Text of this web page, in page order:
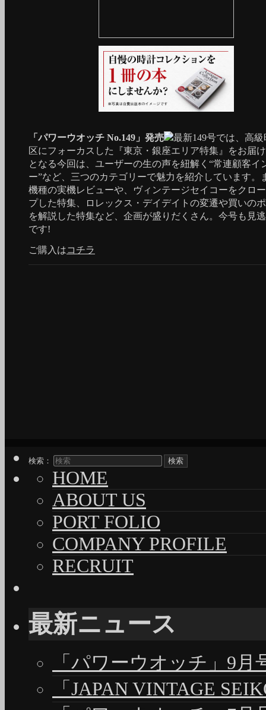
「パワーウオッチ No.149」発売
最新149号では、高
区にフォーカスした『東京・銀座エリア特集』をお届
となる今回は、ユーザーの生の声を紐解く“常連顧客イ
ー”など、三つのカテゴリーで魅力を紹介しています。
機種の実機レビューや、ヴィンテージセイコーをクロ
プした特集、ロレックス・デイデイトの変遷や買いの
を解説した特集など、企画が盛りだくさん。今号も見
です!
ご購入はコチラ
検索：
HOME
ABOUT US
PORT FOLIO
COMPANY PROFILE
RECRUIT
最新ニュース
「パワーウオッチ」9月
「JAPAN VINTAGE